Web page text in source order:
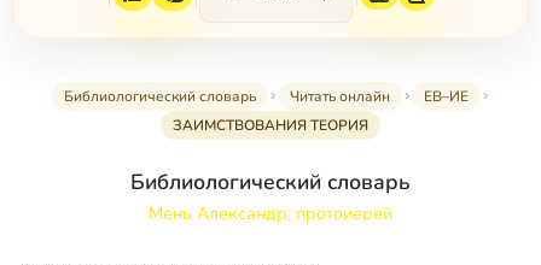
Библиологический словарь Читать онлайн
ЕВ–ИЕ
ЗАИМСТВОВАНИЯ ТЕОРИЯ
Библиологический словарь
Мень Александр, протоиерей